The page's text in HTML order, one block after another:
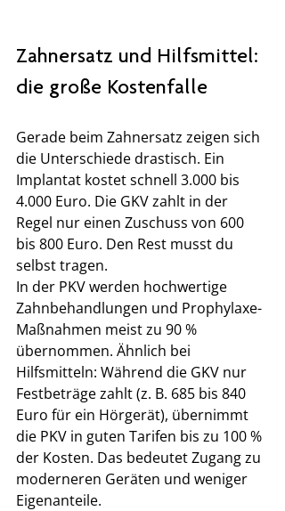
Zahnersatz und Hilfsmittel:
die große Kostenfalle
Gerade beim Zahnersatz zeigen sich
die Unterschiede drastisch. Ein
Implantat kostet schnell 3.000 bis
4.000 Euro. Die GKV zahlt in der
Regel nur einen Zuschuss von 600
bis 800 Euro. Den Rest musst du
selbst tragen.
In der PKV werden hochwertige
Zahnbehandlungen und Prophylaxe-
Maßnahmen meist zu 90 %
übernommen. Ähnlich bei
Hilfsmitteln: Während die GKV nur
Festbeträge zahlt (z. B. 685 bis 840
Euro für ein Hörgerät), übernimmt
die PKV in guten Tarifen bis zu 100 %
der Kosten. Das bedeutet Zugang zu
moderneren Geräten und weniger
Eigenanteile.